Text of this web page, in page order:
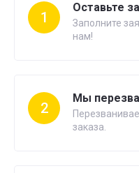
1
Оставьте
Заполните
нам!
2
Мы
заказа.